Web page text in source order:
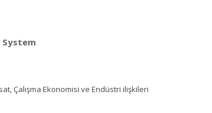
System
Çalışma Ekonomisi ve Endüstri ilişkileri